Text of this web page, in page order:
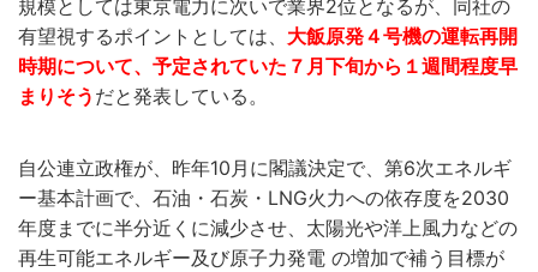
規模としては東京電力に次いで業界2位となるが、同社の
有望視するポイントとしては、 大飯原発４号機の運転再開
時期について、予定されていた７月下旬から１週間程度早
まりそう だと発表している。
自公連立政権が、昨年10月に閣議決定で、第6次エネルギ
ー基本計画で、石油・石炭・LNG火力への依存度を2030
年度までに半分近くに減少させ、太陽光や洋上風力などの
再生可能エネルギー及び原子力発電 の増加で補う目標が